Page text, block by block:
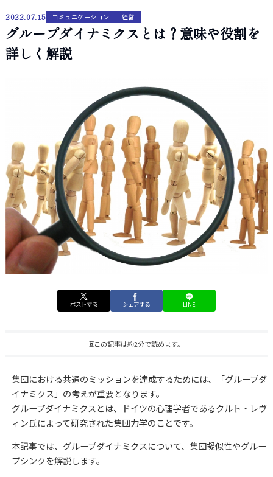
2022.07.15 コミュニケーション 経営
グループダイナミクスとは？意味や役割を
詳しく解説
ポストする シェアする LINE
この記事は約2分で読めます。
集団における共通のミッションを達成するためには、「グループダ
イナミクス」の考えが重要となります。
グループダイナミクスとは、ドイツの心理学者であるクルト・レヴ
ィン氏によって研究された集団力学のことです。
本記事では、グループダイナミクスについて、集団擬似性やグルー
プシンクを解説します。